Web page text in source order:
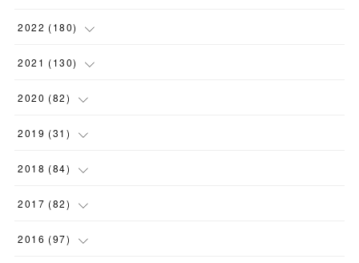
(24)
(23)
( 23
(12)
(18)
(16
( 15
2022 (180)
(17)
(15
(23
( 14
2021 (130)
(10
(4 )
( 16
( 11
2020 (82)
(21
(8 )
(8)
(5)
2019 (31 )
(1)
(3)
(7)
2018 (84)
(7)
(7)
2017 (82)
(10
2016 (97)